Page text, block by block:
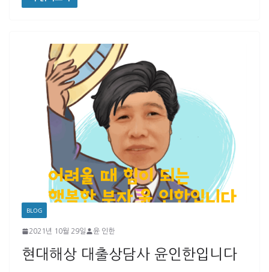
BLOG
2021년 10월 29일 윤 인한
현대해상 대출상담사 윤인한입니다